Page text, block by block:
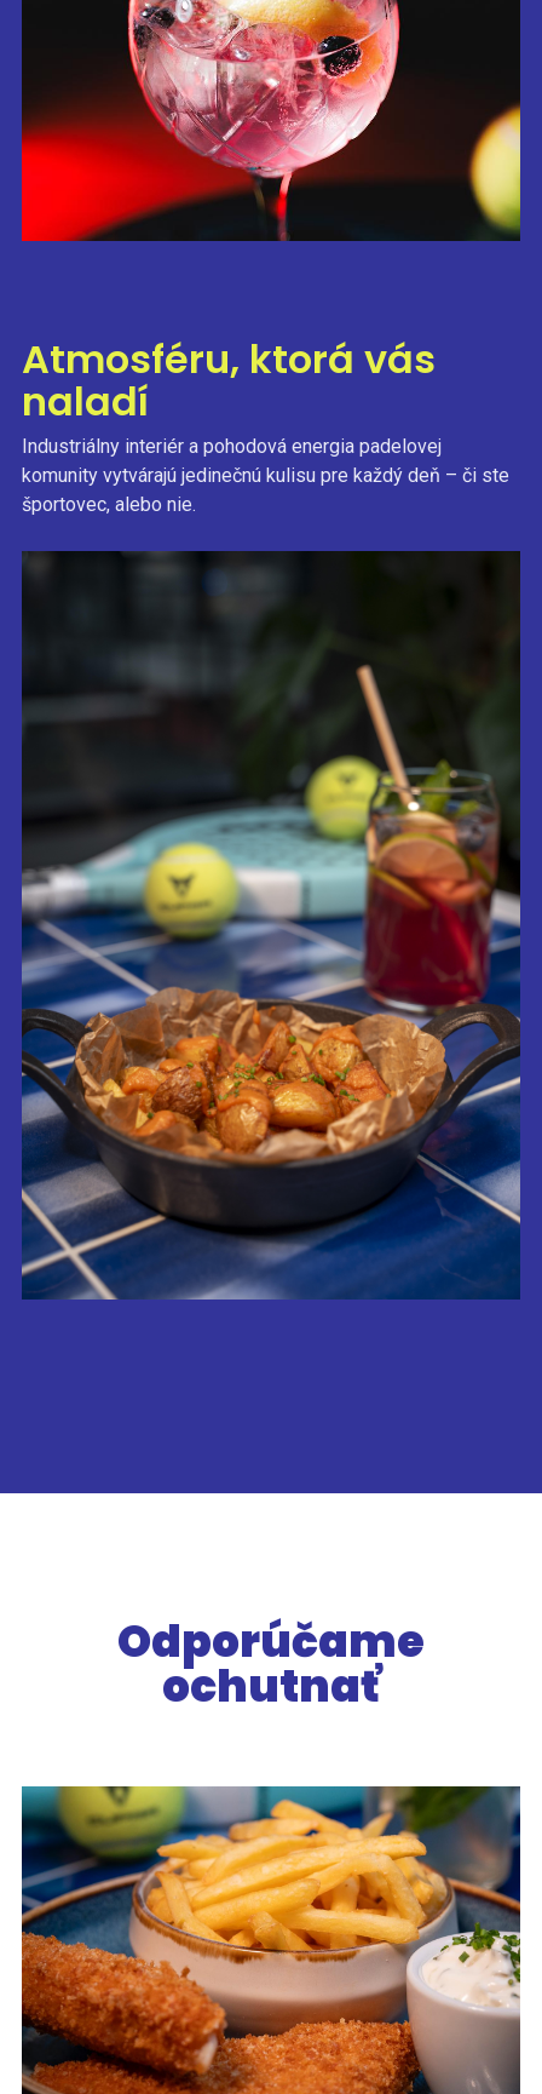
Atmosféru, ktorá vás
naladí
Industriálny interiér a pohodová energia padelovej
komunity vytvárajú jedinečnú kulisu pre každý deň – či ste
športovec, alebo nie.
Odporúčame
ochutnať